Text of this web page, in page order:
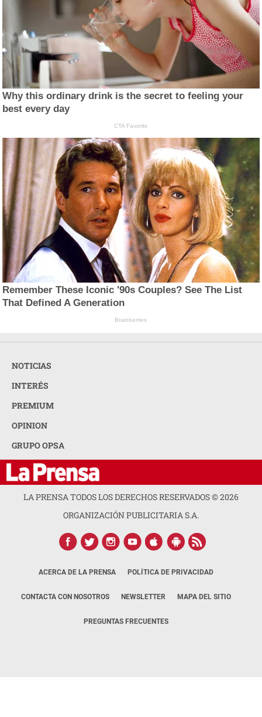
Why this ordinary drink is the secret to feeling your
best every day
CTA Favorite
Remember These Iconic '90s Couples? See The List
That Defined A Generation
Brainberries
NOTICIAS
INTERÉS
PREMIUM
OPINION
GRUPO OPSA
LA PRENSA TODOS LOS DERECHOS RESERVADOS ©2026
ORGANIZACIÓN PUBLICITARIA S.A.
ACERCA DE LA PRENSA POLÍTICA DE PRIVACIDAD
CONTACTA CON NOSOTROS NEWSLETTER MAPA DEL SITIO
PREGUNTAS FRECUENTES